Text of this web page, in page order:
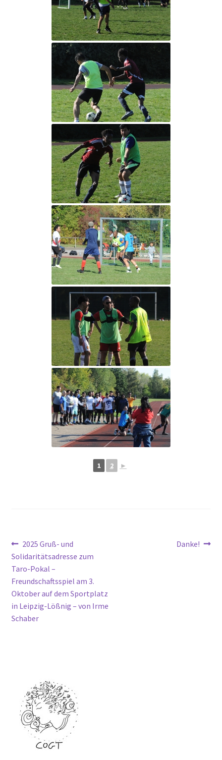
1 2 ►
Beitragsnavigation
Vorheriger
Beitrag:
2025 Gruß- und
Solidaritätsadresse zum
Taro-Pokal –
Freundschaftsspiel am 3.
Oktober auf dem Sportplatz
in Leipzig-Lößnig – von Irme
Schaber
Nächster
Danke!